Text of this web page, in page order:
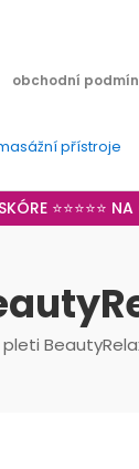
obchodní
přístroje
⭐⭐⭐⭐⭐